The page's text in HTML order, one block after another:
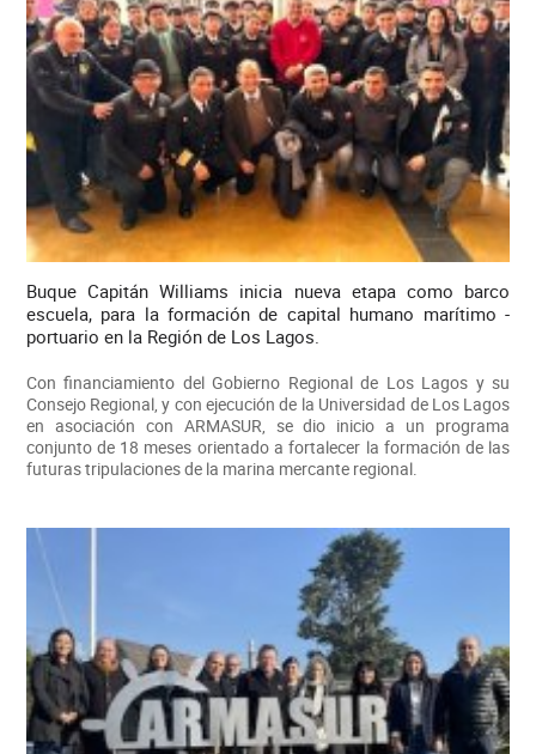
Buque Capitán Williams inicia nueva etapa como barco
escuela, para la formación de capital humano marítimo -
portuario en la Región de Los Lagos.
Con financiamiento del Gobierno Regional de Los Lagos y su
Consejo Regional, y con ejecución de la Universidad de Los Lagos
en asociación con ARMASUR, se dio inicio a un programa
conjunto de 18 meses orientado a fortalecer la formación de las
futuras tripulaciones de la marina mercante regional.